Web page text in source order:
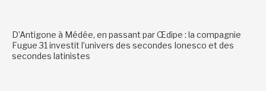
D’Antigone à Médée, en passant par Œdipe : la compagnie
Fugue 31 investit l’univers des secondes Ionesco et des
secondes latinistes